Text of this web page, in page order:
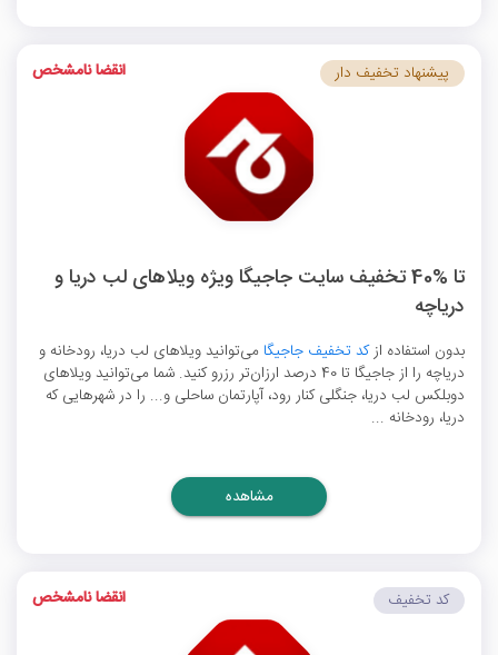
تا %40 تخفیف سایت جاجیگا ویژه ویلاهای لب دریا و
دریاچه
بدون استفاده ازکد تخفیف جاجیگا می‌توانید ویلاهای لب دریا، رودخانه و
دریاچه را از جاجیگا تا 40 درصد ارزان‌تر رزرو کنید. شما می‌توانید ویلاهای
دوبلکس لب دریا، جنگلی کنار رود، آپارتمان ساحلی و... را در شهرهایی که
دریا، رودخانه ...
پیشنهاد تخفیف دار انقضا نامشخص
مشاهده
کد تخفیف انقضا نامشخص